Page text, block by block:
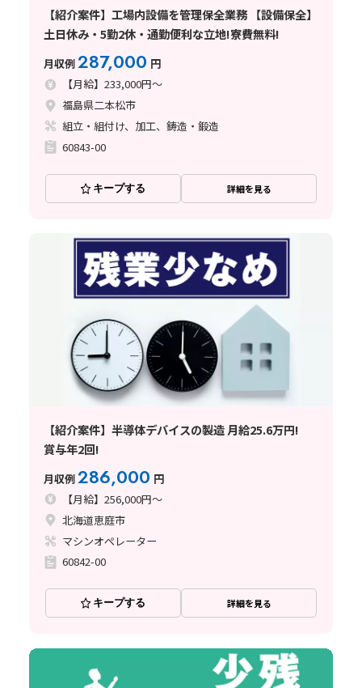
【紹介案件】工場内設備を管理保全業務 【設備保全】
土日休み・5勤2休・通勤便利な立地!寮費無料!
月収例287,000 円
【月給】233,000円～
福島県二本松市
組立・組付け、加工、鋳造・鍛造
60843-00
キープする 詳細を見る
【紹介案件】半導体デバイスの製造 月給25.6万円!
賞与年2回!
月収例286,000 円
【月給】256,000円～
北海道恵庭市
マシンオペレーター
60842-00
キープする 詳細を見る